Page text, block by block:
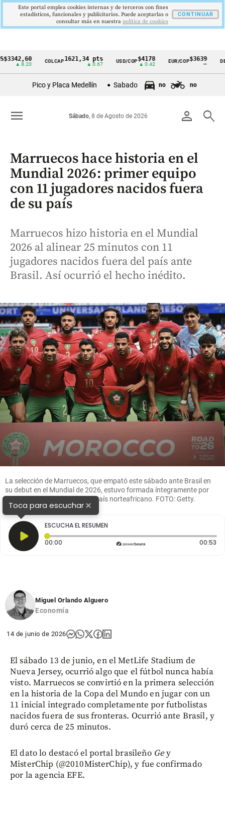
Cintillo
Colombia
▲ 8.20
COLCAP 1621,34 pts
▲ 0.67
USD/COP$4178
▲ 0.42
EUR/COP $3639
Pico y Placa Medellín Sabado no no
person search
Sábado, 8 de Agosto de 2026
menu
Marruecos hace historia en el
Mundial 2026: primer equipo
con 11 jugadores nacidos fuera
de su país
Marruecos hizo historia en el Mundial
2026 al alinear 25 minutos con 11
jugadores nacidos fuera del país ante
Brasil. Así ocurrió el hecho inédito.
La selección de Marruecos, que empató este sábado ante Brasil en
su debut en el Mundial de 2026, estuvo formada íntegramente por
futbolistas nacidos fuera del país norteafricano. FOTO: Getty.
Toca para escuchar×
ESCUCHA EL RESUMEN
00:00 Tiempo transcurrido: 0 segundos 00:53
Miguel Orlando Alguero
Economía
14 de junio de 2026
El sábado 13 de junio, en el MetLife Stadium de
Nueva Jersey, ocurrió algo que el fútbol nunca había
visto. Marruecos se convirtió en la primera selección
en la historia de la Copa del Mundo en jugar con un
11 inicial integrado completamente por futbolistas
nacidos fuera de sus fronteras. Ocurrió ante Brasil, y
duró cerca de 25 minutos.
El dato lo destacó el portal brasileño Gey
MisterChip (@2010MisterChip), y fue confirmado
por la agencia EFE.
Este portal emplea cookies internas y de terceros con fines
estadísticos, funcionales y publicitarios. Puede aceptarlas o
consultar más en nuestra politica de cookies
CONTINUAR